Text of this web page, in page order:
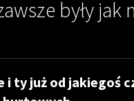
były jak
i ty już od jakiegoś